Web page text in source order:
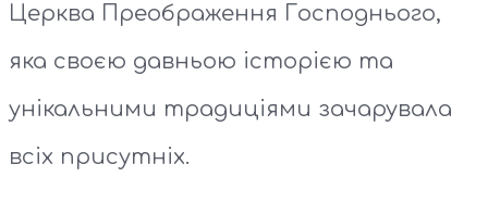
Церква Преображення Господнього,
яка своєю давньою історією та
унікальними традиціями зачарувала
всіх присутніх.